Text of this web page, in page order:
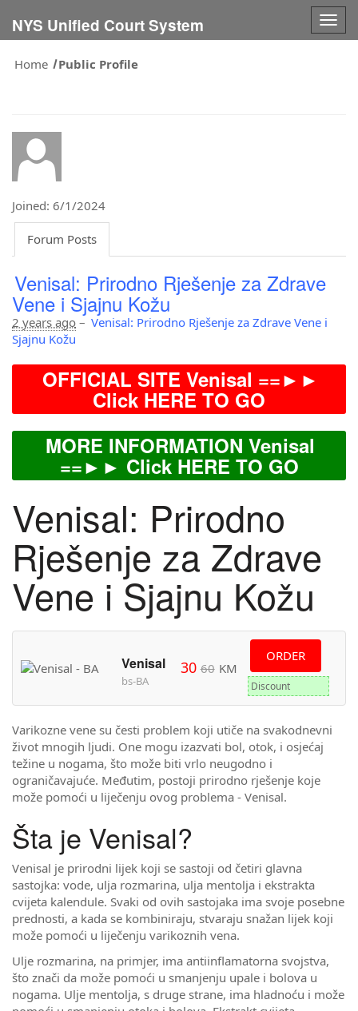
NYS Unified Court System
Home
Public Profile
Joined: 6/1/2024
Forum Posts
Venisal: Prirodno Rješenje za Zdrave
Vene i Sjajnu Kožu
2 years ago – Venisal: Prirodno Rješenje za Zdrave Vene i
Sjajnu Kožu
OFFICIAL SITE Venisal ==►►
Click HERE TO GO
MORE INFORMATION Venisal
==►► Click HERE TO GO
Venisal: Prirodno
Rješenje za Zdrave
Vene i Sjajnu Kožu
Venisal
bs-BA
30 60 KM
ORDER
Discount
Varikozne vene su česti problem koji utiče na svakodnevni
život mnogih ljudi. One mogu izazvati bol, otok, i osjećaj
težine u nogama, što može biti vrlo neugodno i
ograničavajuće. Međutim, postoji prirodno rješenje koje
može pomoći u liječenju ovog problema - Venisal.
Šta je Venisal?
Venisal je prirodni lijek koji se sastoji od četiri glavna
sastojka: vode, ulja rozmarina, ulja mentolja i ekstrakta
cvijeta kalendule. Svaki od ovih sastojaka ima svoje posebne
prednosti, a kada se kombiniraju, stvaraju snažan lijek koji
može pomoći u liječenju varikoznih vena.
Ulje rozmarina, na primjer, ima antiinflamatorna svojstva,
što znači da može pomoći u smanjenju upale i bolova u
nogama. Ulje mentolja, s druge strane, ima hladnoću i može